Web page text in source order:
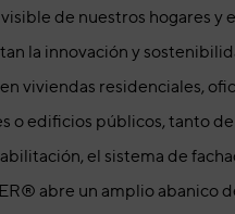
visible de nuestros hogares y
la innovación y
viviendas residenciales,
o edificios públicos, tanto
el sistema de
abre un amplio abanico